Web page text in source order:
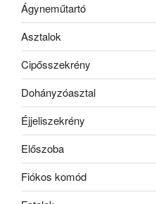
Ágyneműtartó
Asztalok
Cipősszekrény
Dohányzóasztal
Éjjeliszekrény
Előszoba
Fiókos komód